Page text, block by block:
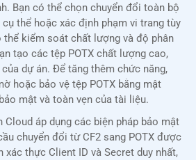
Bạn có thể chọn chuyển đổi toàn bộ
thể hoặc xác định phạm vi trang tùy
thể kiểm soát chất lượng và độ phân
tạo các tệp POTX chất lượng cao,
dự án. Để tăng thêm chức năng,
hoặc bảo vệ tệp POTX bằng mật
mật và toàn vẹn của tài liệu.
Cloud áp dụng các biện pháp bảo mật
chuyển đổi từ CF2 sang POTX được
xác thực Client ID và Secret duy nhất,